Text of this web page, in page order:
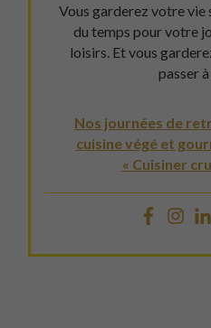
Vous garderez votre vie
du temps pour votre
loisirs. Et vous
passer
Nos journées de
cuisine végé et
« Cuisiner